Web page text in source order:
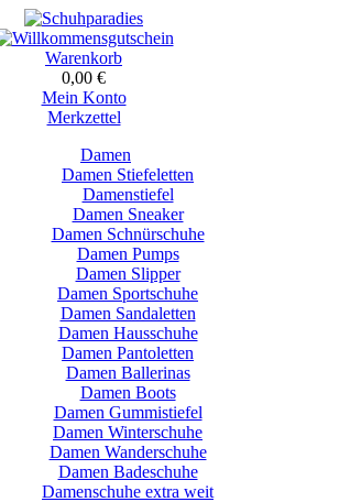
Warenkorb
0,00 €
Mein Konto
Merkzettel
Damen
Damen Stiefeletten
Damenstiefel
Damen Sneaker
Damen Schnürschuhe
Damen Pumps
Damen Slipper
Damen Sportschuhe
Damen Sandaletten
Damen Hausschuhe
Damen Pantoletten
Damen Ballerinas
Damen Boots
Damen Gummistiefel
Damen Winterschuhe
Damen Wanderschuhe
Damen Badeschuhe
Damenschuhe extra weit